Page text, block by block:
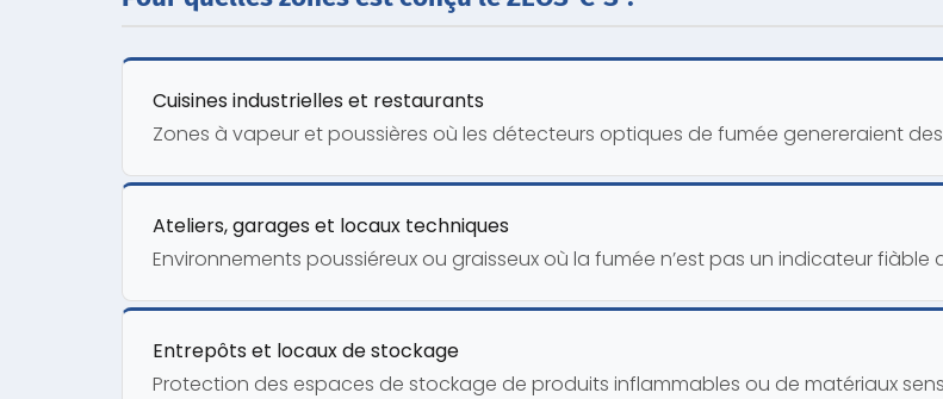
Cuisines industrielles et restaurants
Zones à vapeur et poussières où les détecteurs optiques de fumée genereraient
Ateliers, garages et locaux techniques
Environnements poussiéreux ou graisseux où la fumée n’est pas un indicateur fiàble
Entrepôts et locaux de stockage
Protection des espaces de stockage de produits inflammables ou de matériaux